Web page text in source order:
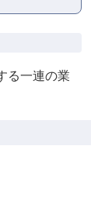
る一連の業